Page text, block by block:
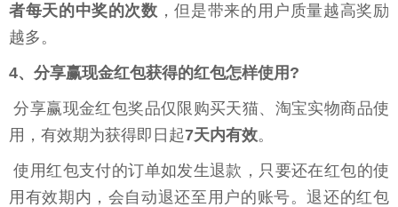
者每天的中奖的次数 ，但是带来的用户质量越高奖励
越多。
4、分享赢现金红包获得的红包怎样使用?
分享赢现金红包奖品仅限购买天猫、淘宝实物商品使
用，有效期为获得即日起7天内有效。
使用红包支付的订单如发生退款，只要还在红包的使
用有效期内，会自动退还至用户的账号。退还的红包